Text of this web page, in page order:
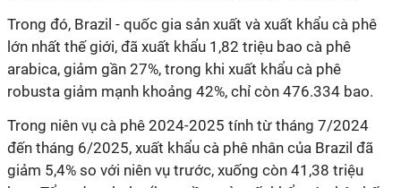
Trong đó, Brazil - quốc gia sản xuất và xuất khẩu cà phê
lớn nhất thế giới, đã xuất khẩu 1,82 triệu bao cà phê
arabica, giảm gần 27%, trong khi xuất khẩu cà phê
robusta giảm mạnh khoảng 42%, chỉ còn 476.334 bao.
Trong niên vụ cà phê 2024-2025 tính từ tháng 7/2024
đến tháng 6/2025, xuất khẩu cà phê nhân của Brazil đã
giảm 5,4% so với niên vụ trước, xuống còn 41,38 triệu